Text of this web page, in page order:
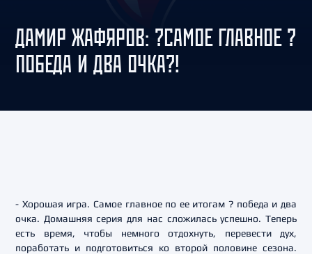
ДАМИР ЖАФЯРОВ: ?САМОЕ ГЛАВНОЕ ?
ПОБЕДА И ДВА ОЧКА?!
- Хорошая игра. Самое главное по ее итогам ? победа и два
очка. Домашняя серия для нас сложилась успешно. Теперь
есть время, чтобы немного отдохнуть, перевести дух,
поработать и подготовиться ко второй половине сезона.